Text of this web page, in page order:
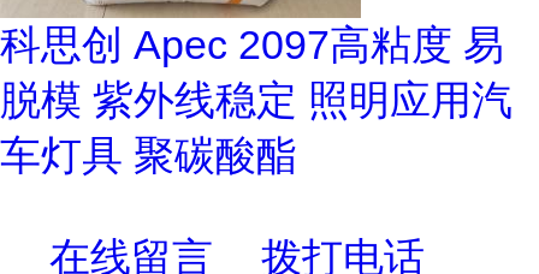
科思创 Apec 2097高粘度 易
脱模 紫外线稳定 照明应用汽
车灯具 聚碳酸酯
在线留言 拨打电话